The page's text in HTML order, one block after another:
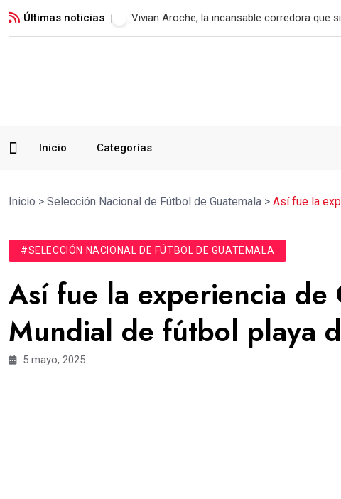
Últimas noticias Xelajú MC consigue su primer triunfo tras
Inicio Categorías
Inicio > Selección Nacional de Fútbol de Guatemala > Así fue la
#SELECCIÓN NACIONAL DE FÚTBOL DE GUATEMALA
Así fue la experiencia
Mundial de fútbol playa
5 mayo, 2025